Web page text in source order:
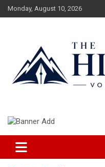
Skip
to
Monday, August 10, 2026
The Hillpost